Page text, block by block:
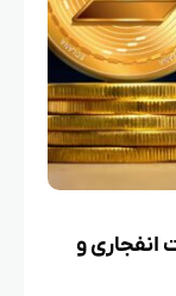
انفجاری و